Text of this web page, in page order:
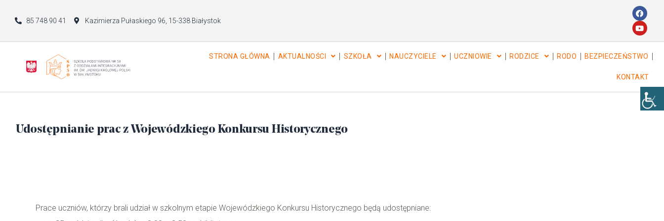
85 748 90 41 Kazimierza Pułaskiego 96, 15-338 Białystok
STRONA GŁÓWNA AKTUALNOŚCI SZKOŁA NAUCZYCIELE UCZNIOWIE RODZICE RODO BEZPIECZEŃSTWO
KONTAKT
Udostępnianie prac z Wojewódzkiego Konkursu Historycznego
Prace uczniów, którzy brali udział w szkolnym etapie Wojewódzkiego Konkursu Historycznego będą udostępniane: